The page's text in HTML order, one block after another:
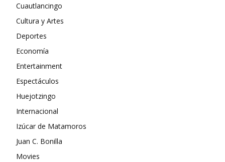
Cuautlancingo
Cultura y Artes
Deportes
Economía
Entertainment
Espectáculos
Huejotzingo
Internacional
Izúcar de Matamoros
Juan C. Bonilla
Movies